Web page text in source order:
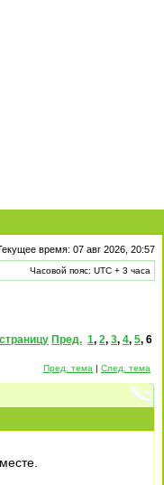
время: 07 авг 2026, 20:57
Часовой пояс: UTC + 3 часа
Пред. 1, 2, 3, 4, 5, 6
Пред. тема | След. тема